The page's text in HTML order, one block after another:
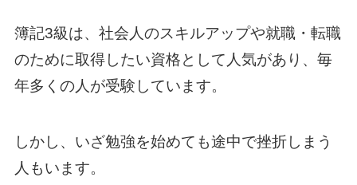
簿記3級は、社会人のスキルアップや就職・転職
のために取得したい資格として人気があり、毎
年多くの人が受験しています。
しかし、いざ勉強を始めても途中で挫折しまう
人もいます。